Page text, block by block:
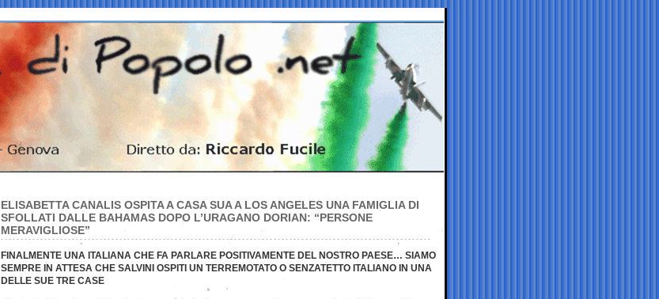
ELISABETTA CANALIS OSPITA A CASA SUA A LOS ANGELES UNA FAMIGLIA DI
SFOLLATI DALLE BAHAMAS DOPO L’URAGANO DORIAN: “PERSONE
MERAVIGLIOSE”
FINALMENTE UNA ITALIANA CHE FA PARLARE POSITIVAMENTE DEL NOSTRO PAESE… SIAMO
SEMPRE IN ATTESA CHE SALVINI OSPITI UN TERREMOTATO O SENZATETTO ITALIANO IN UNA
DELLE SUE TRE CASE